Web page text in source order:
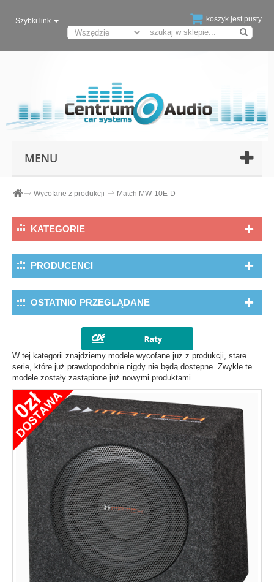
koszyk jest pusty
Szybki link
MENU
Wycofane z produkcji Match MW-10E-D
KATEGORIE
PRODUCENCI
OSTATNIO PRZEGLĄDANE
W tej kategorii znajdziemy modele wycofane już z produkcji, stare
serie, które już prawdopodobnie nigdy nie będą dostępne. Zwykle te
modele zostały zastąpione już nowymi produktami.